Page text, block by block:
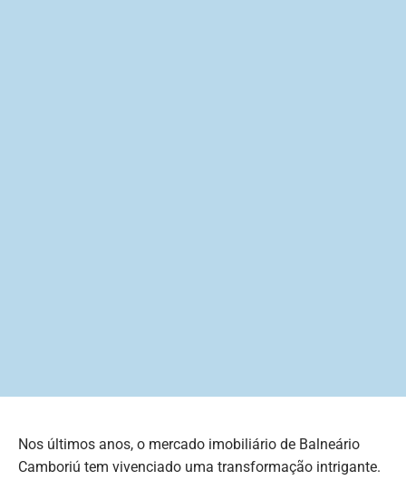
Nos últimos anos, o mercado imobiliário de Balneário
Camboriú tem vivenciado uma transformação intrigante.